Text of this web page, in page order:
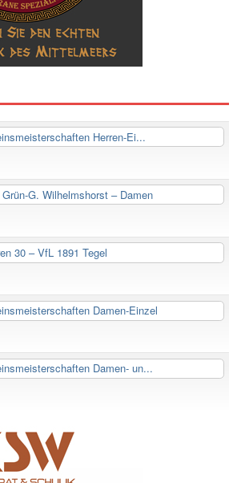
Herren-Ei...
Grün-G. Wilhelmshorst – Damen
30 – VfL 1891 Tegel
Damen-Einzel
Damen- un...